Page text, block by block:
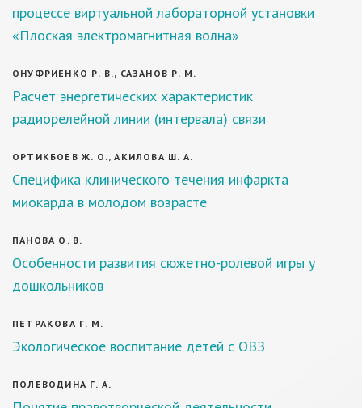
процессе виртуальной лабораторной установки
«Плоская электромагнитная волна»
ОНУФРИЕНКО Р. В., САЗАНОВ Р. М.
Расчет энергетических характеристик
радиорелейной линии (интервала) связи
ОРТИКБОЕВ Ж. О., АКИЛОВА Ш. А.
Специфика клинического течения инфаркта
миокарда в молодом возрасте
ПАНОВА О. В.
Особенности развития сюжетно-ролевой игры у
дошкольников
ПЕТРАКОВА Г. М.
Экологическое воспитание детей с ОВЗ
ПОЛЕВОДИНА Г. А.